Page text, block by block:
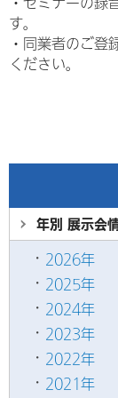
す。
・ 同業者のご登
ください。
年別 展示会
2026年
2025年
2024年
2023年
2022年
2021年